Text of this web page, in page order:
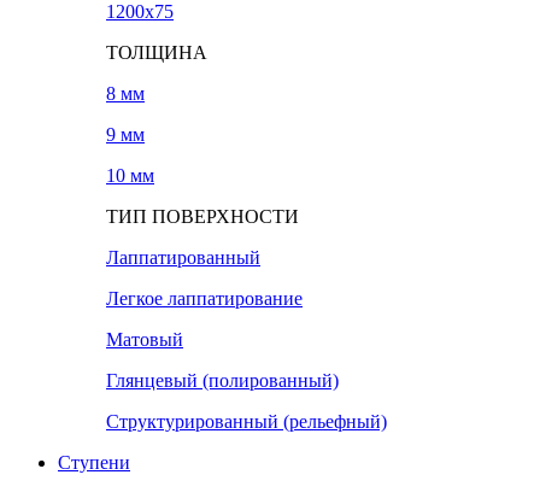
1200х75
ТОЛЩИНА
8 мм
9 мм
10 мм
ТИП ПОВЕРХНОСТИ
Лаппатированный
Легкое лаппатирование
Матовый
Глянцевый (полированный)
Структурированный (рельефный)
Ступени